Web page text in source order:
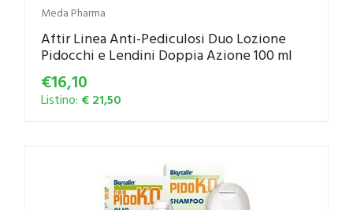
Meda Pharma
Aftir Linea Anti-Pediculosi Duo Lozione
Pidocchi e Lendini Doppia Azione 100 ml
€16,10
Listino: € 21,50